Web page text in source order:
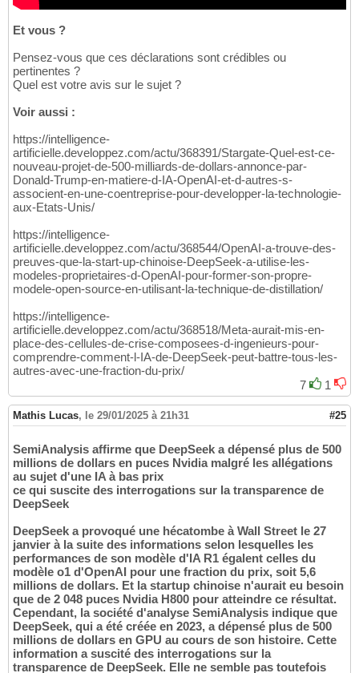
Et vous ?
Pensez-vous que ces déclarations sont crédibles ou
pertinentes ?
Quel est votre avis sur le sujet ?
Voir aussi :
https://intelligence-
artificielle.developpez.com/actu/368391/Stargate-Quel-est-ce-
nouveau-projet-de-500-milliards-de-dollars-annonce-par-
Donald-Trump-en-matiere-d-IA-OpenAI-et-d-autres-s-
associent-en-une-coentreprise-pour-developper-la-technologie-
aux-Etats-Unis/
https://intelligence-
artificielle.developpez.com/actu/368544/OpenAI-a-trouve-des-
preuves-que-la-start-up-chinoise-DeepSeek-a-utilise-les-
modeles-proprietaires-d-OpenAI-pour-former-son-propre-
modele-open-source-en-utilisant-la-technique-de-distillation/
https://intelligence-
artificielle.developpez.com/actu/368518/Meta-aurait-mis-en-
place-des-cellules-de-crise-composees-d-ingenieurs-pour-
comprendre-comment-l-IA-de-DeepSeek-peut-battre-tous-les-
autres-avec-une-fraction-du-prix/
7
1
Mathis Lucas, le 29/01/2025 à 21h31 #25
SemiAnalysis affirme que DeepSeek a dépensé plus de 500
millions de dollars en puces Nvidia malgré les allégations
au sujet d'une IA à bas prix
ce qui suscite des interrogations sur la transparence de
DeepSeek
DeepSeek a provoqué une hécatombe à Wall Street le 27
janvier à la suite des informations selon lesquelles les
performances de son modèle d'IA R1 égalent celles du
modèle o1 d'OpenAI pour une fraction du prix, soit 5,6
millions de dollars. Et la startup chinoise n'aurait eu besoin
que de 2 048 puces Nvidia H800 pour atteindre ce résultat.
Cependant, la société d'analyse SemiAnalysis indique que
DeepSeek, qui a été créée en 2023, a dépensé plus de 500
millions de dollars en GPU au cours de son histoire. Cette
information a suscité des interrogations sur la
transparence de DeepSeek. Elle ne semble pas toutefois